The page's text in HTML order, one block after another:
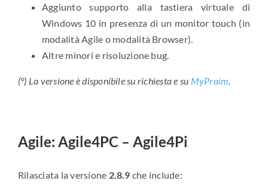
Aggiunto supporto alla tastiera virtuale di
Windows 10 in presenza di un monitor touch (in
modalità Agile o modalità Browser).
Altre minori e risoluzione bug.
(°) La versione è disponibile su richiesta e su MyPraim
Agile: Agile4PC – Agile4Pi
Rilasciata la versione 2.8.9 che include: